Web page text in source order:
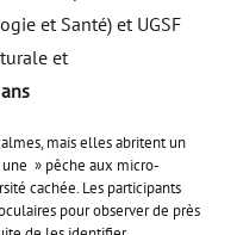
et Santé) et UGSF
et
mais elles abritent un
» pêche aux micro-
cachée. Les participants
pour observer de près